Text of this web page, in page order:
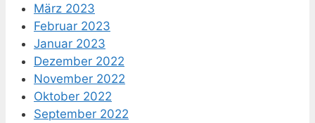
März 2023
Februar 2023
Januar 2023
Dezember 2022
November 2022
Oktober 2022
September 2022